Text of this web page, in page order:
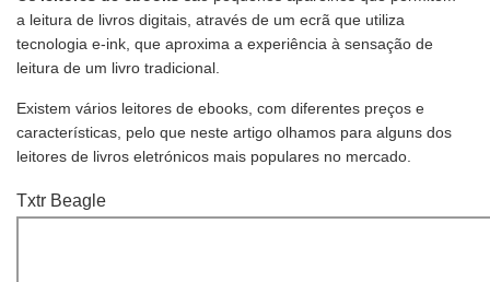
a leitura de livros digitais, através de um ecrã que utiliza
tecnologia e-ink, que aproxima a experiência à sensação de
leitura de um livro tradicional.
Existem vários leitores de ebooks, com diferentes preços e
características, pelo que neste artigo olhamos para alguns dos
leitores de livros eletrónicos mais populares no mercado.
Txtr Beagle